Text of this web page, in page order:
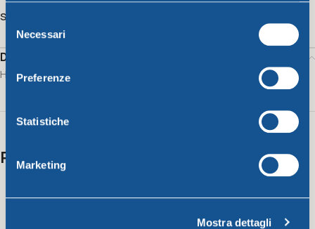
Selezione
del
consenso
Necessari
Preferenze
Statistiche
Marketing
Mostra dettagli
Share:
Description
HO.RE.CA. WHITE GLASS cc.400
Related products